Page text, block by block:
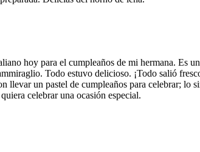
hoy para el cumpleaños de mi hermana.
Todo estuvo delicioso. ¡Todo salió
llevar un pastel de cumpleaños para celebrar;
celebrar una ocasión especial.